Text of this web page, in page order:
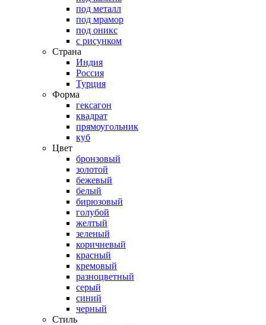
под металл
под мрамор
под оникс
с рисунком
Страна
Индия
Россия
Турция
Форма
гексагон
квадрат
прямоугольник
куб
Цвет
бронзовый
золотой
бежевый
белый
бирюзовый
голубой
желтый
зеленый
коричневый
красный
кремовый
разноцветный
серый
синий
черный
Стиль